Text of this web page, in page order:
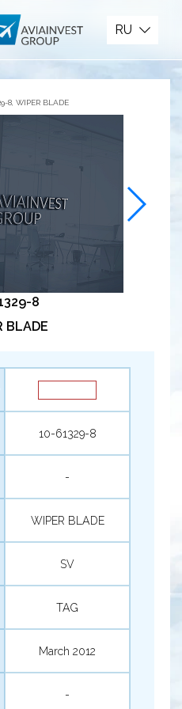
RU
8, WIPER BLADE
8
BLADE
10-61329-8
-
WIPER BLADE
SV
TAG
March 2012
-